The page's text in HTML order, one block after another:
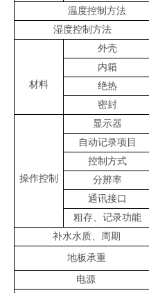
温度控制方法
湿度控制方法
材料
外壳
内箱
绝热
密封
操作控制
显示器
自动记录项目
控制方式
分辨率
通讯接口
粗存、记录功能
补水水质、周期
地板承重
电源